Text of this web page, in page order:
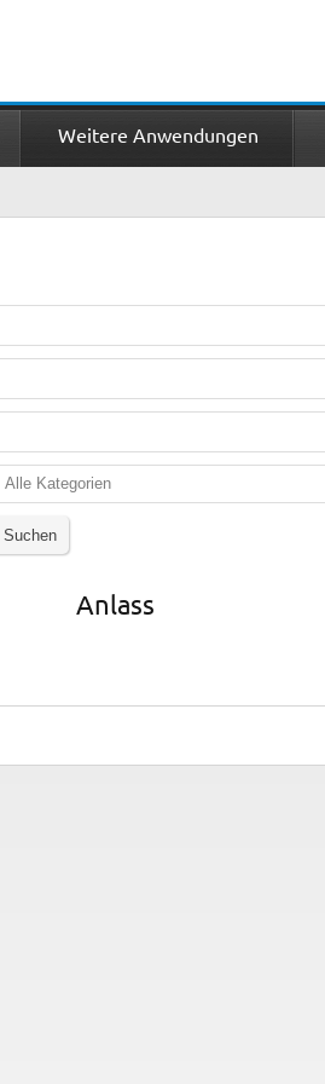
Weitere Anwendungen
Anlass